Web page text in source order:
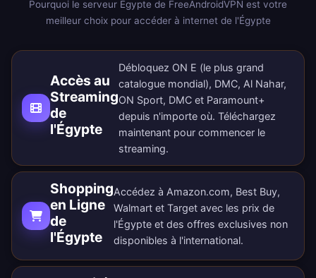
Pourquoi le serveur Égypte de FreeAndroidVPN est votre
meilleur choix pour accéder à internet de l'Égypte
Accès au
Streaming
de
l'Égypte
Débloquez ON E (le plus grand
catalogue mondial), DMC, Al Nahar,
ON Sport, DMC et Paramount+
depuis n'importe où. Téléchargez
maintenant pour commencer le
streaming.
Shopping
en Ligne
de
l'Égypte
Accédez à Amazon.com, Best Buy,
Walmart et Target avec les prix de
l'Égypte et des offres exclusives non
disponibles à l'international.